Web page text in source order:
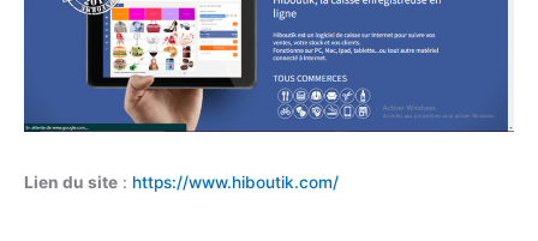
Lien du site : https://www.hiboutik.com/